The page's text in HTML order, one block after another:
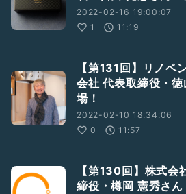
2022-02-16 19:00:07
1
11:19
【第131回】リノベ
会社 代表取締役・
場！
2022-02-10 18:34:06
0
11:57
【第130回】株式会
締役・樽岡 憲秀さ